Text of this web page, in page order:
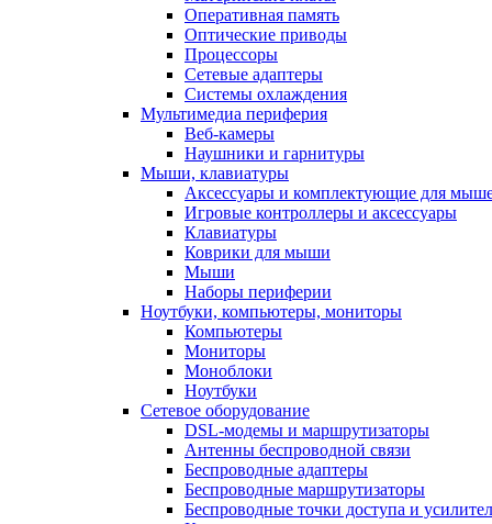
Оперативная память
Оптические приводы
Процессоры
Сетевые адаптеры
Системы охлаждения
Мультимедиа периферия
Веб-камеры
Наушники и гарнитуры
Мыши, клавиатуры
Аксессуары и комплектующие для
Игровые контроллеры и аксессуары
Клавиатуры
Коврики для мыши
Мыши
Наборы периферии
Ноутбуки, компьютеры, мониторы
Компьютеры
Мониторы
Моноблоки
Ноутбуки
Сетевое оборудование
DSL-модемы и маршрутизаторы
Антенны беспроводной связи
Беспроводные адаптеры
Беспроводные маршрутизаторы
Беспроводные точки доступа и